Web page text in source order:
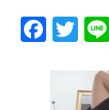
F
a
T
w
it